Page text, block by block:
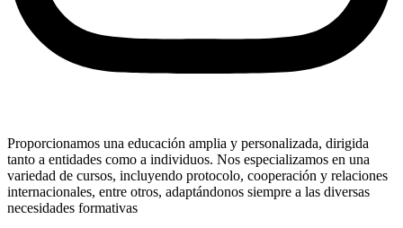
Proporcionamos una educación amplia y personalizada, dirigida
tanto a entidades como a individuos. Nos especializamos en una
variedad de cursos, incluyendo protocolo, cooperación y relaciones
internacionales, entre otros, adaptándonos siempre a las diversas
necesidades formativas